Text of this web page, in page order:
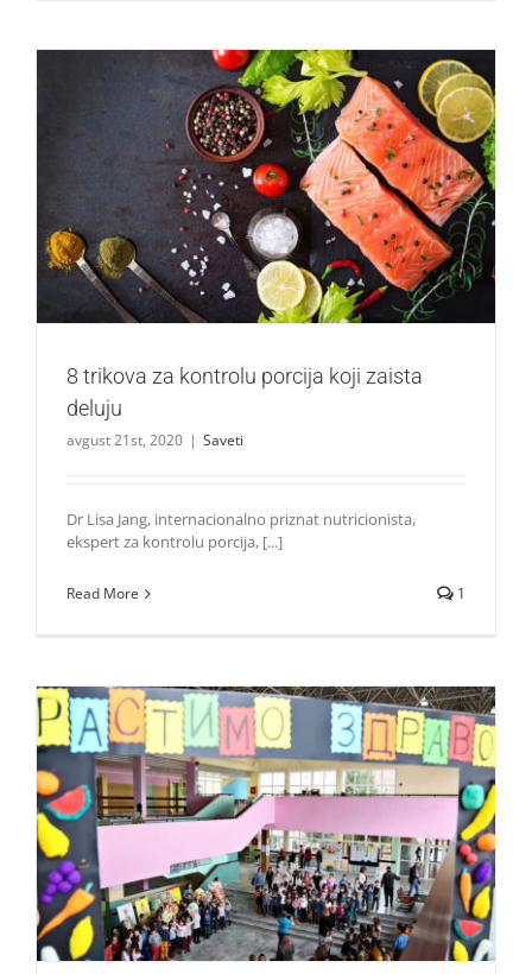
8 trikova za kontrolu porcija koji zaista deluju
Saveti
8 trikova za kontrolu porcija koji zaista
deluju
avgust 21st, 2020 | Saveti
Dr Lisa Jang, internacionalno priznat nutricionista,
ekspert za kontrolu porcija, [...]
Read More 1
Znanje školaraca o pravilnoj ishrani značajno unapređeno
Život i zabava